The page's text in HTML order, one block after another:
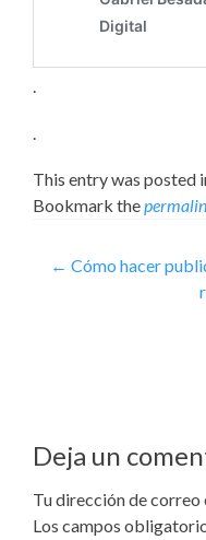
.
.
This entry was posted
Bookmark the
← Cómo hacer
Deja un
Tu dirección de
Los campos